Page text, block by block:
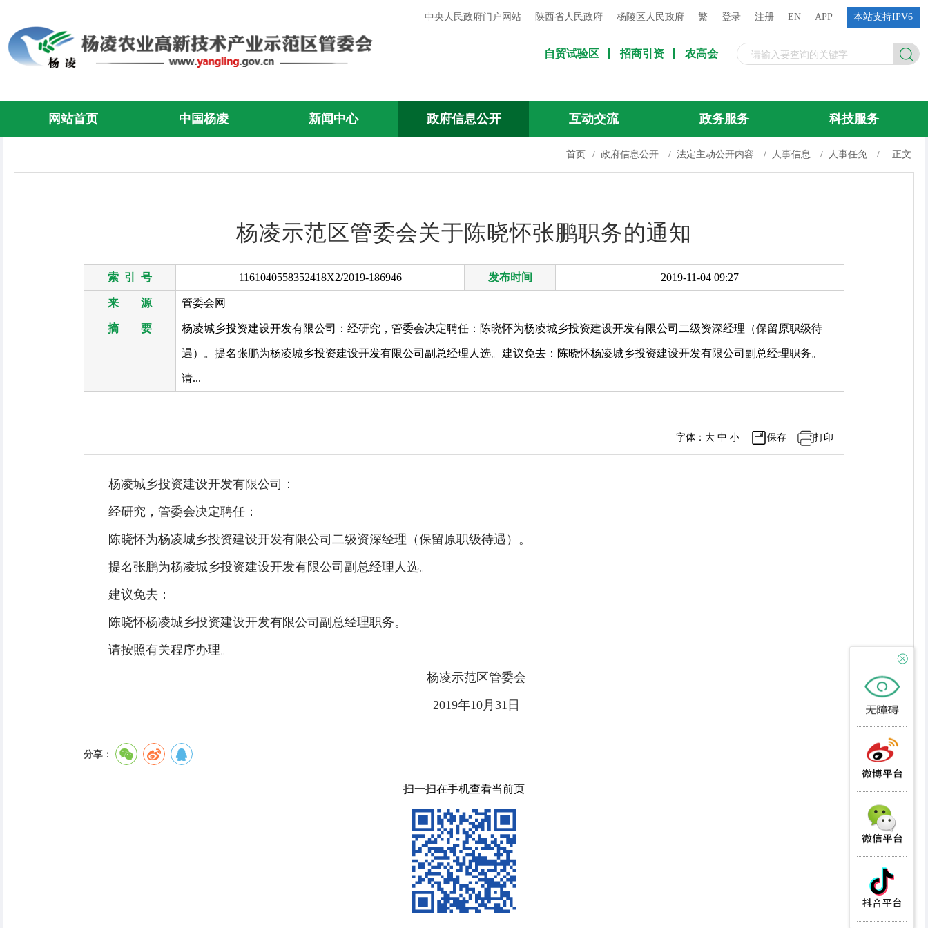
中央人民政府门户网站 陕西省人民政府 杨陵区人民政府 繁 登录 注册 EN APP 本站支持IPV6
自贸试验区 招商引资 农高会
网站首页 中国杨凌 新闻中心 政府信息公开 互动交流 政务服务 科技服务
首页 / 政府信息公开 / 法定主动公开内容 / 人事信息 / 人事任免 / 正文
杨凌示范区管委会关于陈晓怀张鹏职务的通知
索 引 号 1161040558352418X2/2019-186946 发布时间 2019-11-04 09:27
来 源 管委会网
摘 要 杨凌城乡投资建设开发有限公司：经研究，管委会决定聘任：陈晓怀为杨凌城乡投资建设开发有限公司二级资深经理（保留原职级待
遇）。提名张鹏为杨凌城乡投资建设开发有限公司副总经理人选。建议免去：陈晓怀杨凌城乡投资建设开发有限公司副总经理职务。
请...
打印
保存
字体： 大 中 小
杨凌城乡投资建设开发有限公司：
经研究，管委会决定聘任：
陈晓怀为杨凌城乡投资建设开发有限公司二级资深经理（保留原职级待遇）。
提名张鹏为杨凌城乡投资建设开发有限公司副总经理人选。
建议免去：
陈晓怀杨凌城乡投资建设开发有限公司副总经理职务。
请按照有关程序办理。
杨凌示范区管委会
2019年10月31日
分享：
扫一扫在手机查看当前页